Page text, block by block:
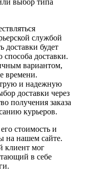
службой
доставки будет
способа доставки.
вариантом,
времени.
и надежную
доставки через
получения заказа
курьеров.
стоимость и
на нашем сайте.
клиент мог
в себе